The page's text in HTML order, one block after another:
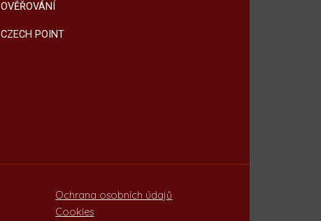
OVĚŘOVÁNÍ
CZECH POINT
Ochrana osobních údajů
Cookies